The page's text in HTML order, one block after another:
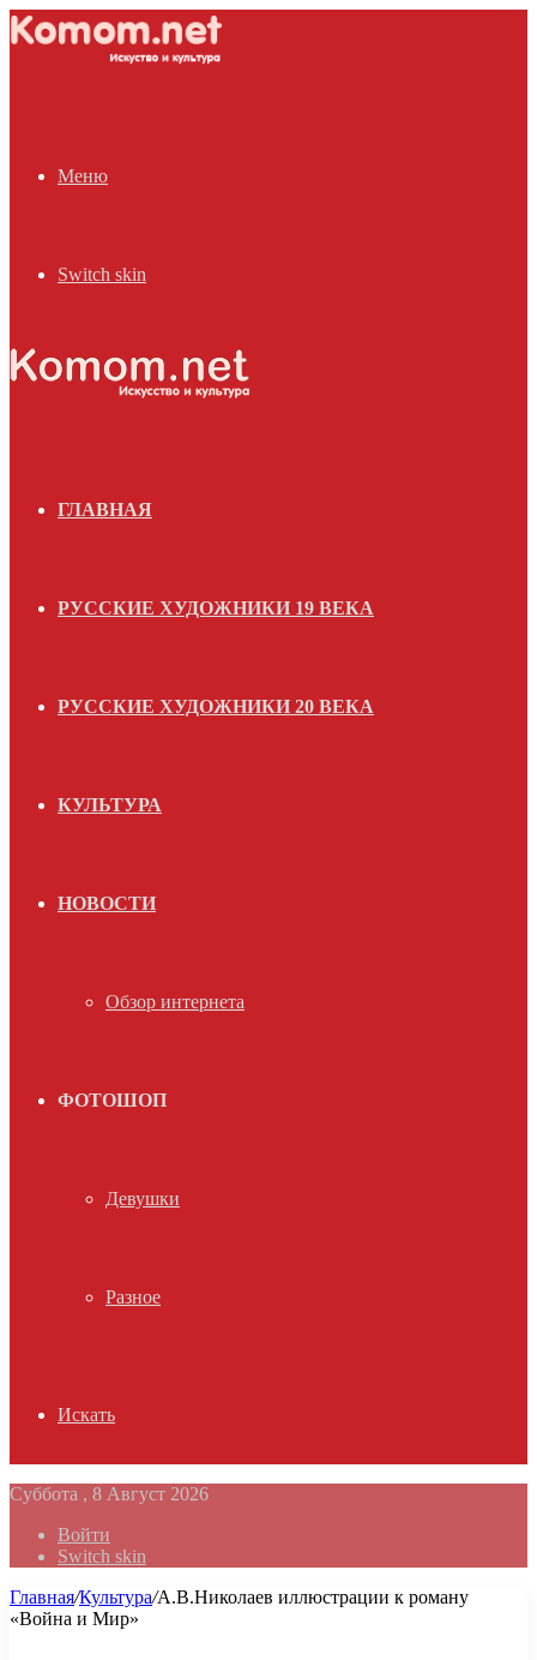
Меню
Switch skin
ГЛАВНАЯ
РУССКИЕ ХУДОЖНИКИ 19 ВЕКА
РУССКИЕ ХУДОЖНИКИ 20 ВЕКА
КУЛЬТУРА
НОВОСТИ
Обзор интернета
ФОТОШОП
Девушки
Разное
Искать
Суббота , 8 Август 2026
Войти
Switch skin
Главная/Культура/А.В.Николаев иллюстрации к роману
«Война и Мир»